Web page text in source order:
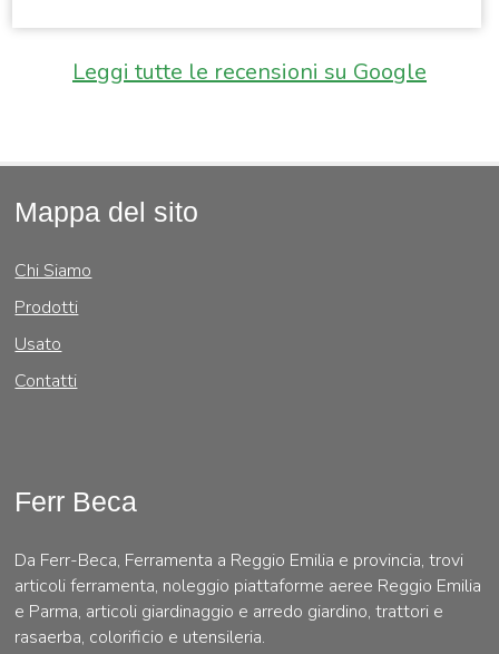
Leggi tutte le recensioni su Google
Mappa del sito
Chi Siamo
Prodotti
Usato
Contatti
Ferr Beca
Da Ferr-Beca, Ferramenta a Reggio Emilia e provincia, trovi
articoli ferramenta, noleggio piattaforme aeree Reggio Emilia
e Parma, articoli giardinaggio e arredo giardino, trattori e
rasaerba, colorificio e utensileria.